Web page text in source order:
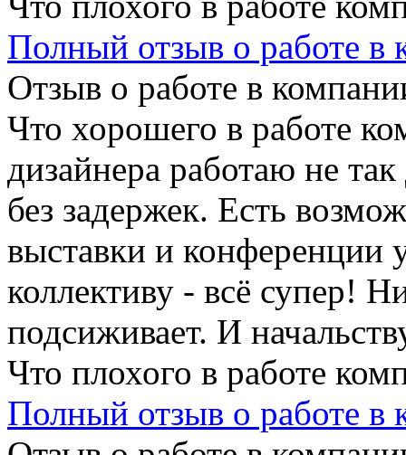
Полный отзыв о работе в
Отзыв о работе в
Что хорошего в работе
дизайнера работаю не
без задержек. Есть
выставки и конференции
коллективу - всё супер!
подсиживает. И
Что плохого в работе
Полный отзыв о работе в